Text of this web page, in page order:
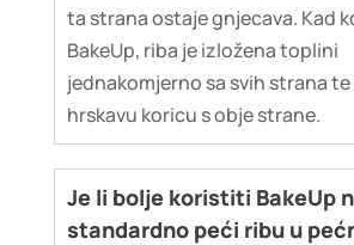
ta strana ostaje gnjecava. Kad
BakeUp, riba je izložena toplini
jednakomjerno sa svih strana
hrskavu koricu s obje strane.
Je li bolje koristiti BakeUp
standardno peći ribu u